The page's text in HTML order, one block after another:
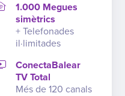
1.000 Megues
simètrics
+ Telefonades
il·limitades
ConectaBalear
TV Total
Més de 120 canals